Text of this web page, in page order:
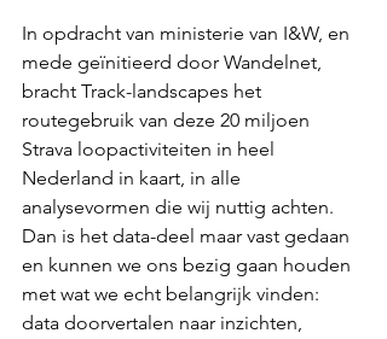
In opdracht van ministerie van I&W, en
mede geïnitieerd door Wandelnet,
bracht Track-landscapes het
routegebruik van deze 20 miljoen
Strava loopactiviteiten in heel
Nederland in kaart, in alle
analysevormen die wij nuttig achten.
Dan is het data-deel maar vast gedaan
en kunnen we ons bezig gaan houden
met wat we echt belangrijk vinden:
data doorvertalen naar inzichten,